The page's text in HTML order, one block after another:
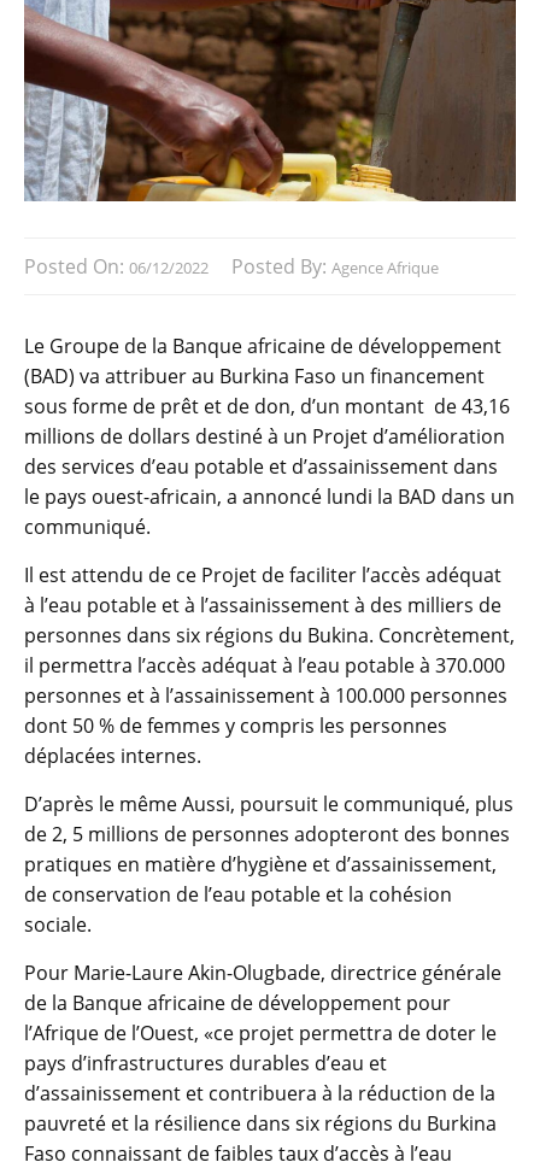
Posted On: 06/12/2022 Posted By: Agence Afrique
Le Groupe de la Banque africaine de développement
(BAD) va attribuer au Burkina Faso un financement
sous forme de prêt et de don, d’un montant de 43,16
millions de dollars destiné à un Projet d’amélioration
des services d’eau potable et d’assainissement dans
le pays ouest-africain, a annoncé lundi la BAD dans un
communiqué.
Il est attendu de ce Projet de faciliter l’accès adéquat
à l’eau potable et à l’assainissement à des milliers de
personnes dans six régions du Bukina. Concrètement,
il permettra l’accès adéquat à l’eau potable à 370.000
personnes et à l’assainissement à 100.000 personnes
dont 50 % de femmes y compris les personnes
déplacées internes.
D’après le même Aussi, poursuit le communiqué, plus
de 2, 5 millions de personnes adopteront des bonnes
pratiques en matière d’hygiène et d’assainissement,
de conservation de l’eau potable et la cohésion
sociale.
Pour Marie-Laure Akin-Olugbade, directrice générale
de la Banque africaine de développement pour
l’Afrique de l’Ouest, «ce projet permettra de doter le
pays d’infrastructures durables d’eau et
d’assainissement et contribuera à la réduction de la
pauvreté et la résilience dans six régions du Burkina
Faso connaissant de faibles taux d’accès à l’eau